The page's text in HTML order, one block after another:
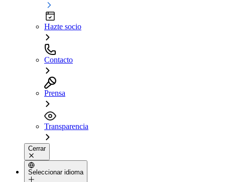
Hazte socio
Contacto
Prensa
Transparencia
Cerrar
Seleccionar idioma